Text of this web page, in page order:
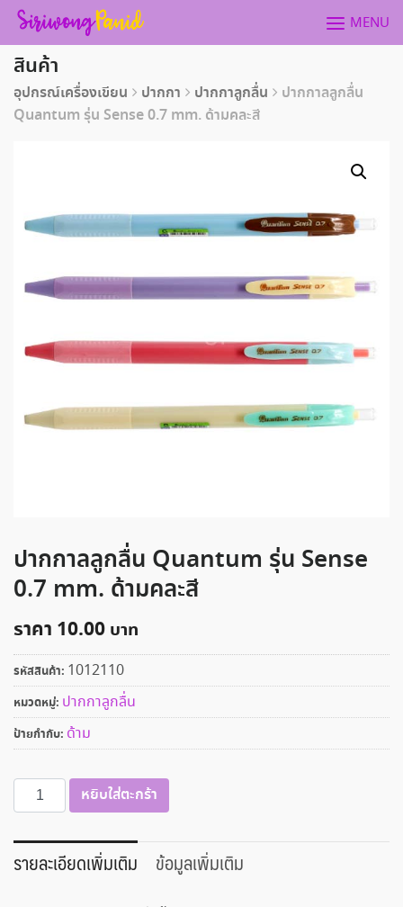
Skip
content
MENU
สินค้า
อุปกรณ์เครื่องเขียน ปากกา ปากกาลูกลื่น
ปากกาลลูกลื่น
Quantum รุ่น Sense 0.7 mm. ด้ามคละสี
ปากกาลลูกลื่น Quantum รุ่น Sense
0.7 mm. ด้ามคละสี
ราคา 10.00
รหัสสินค้า: 1012110
หมวดหมู่: ปากกาลูกลื่น
ป้ายกำกับ: ด้าม
จำนวน
ปาก
ลูก
ลื่น
หยิบใส่ตะกร้า
รายละเอียดเพิ่มเติม ข้อมูลเพิ่มเติม